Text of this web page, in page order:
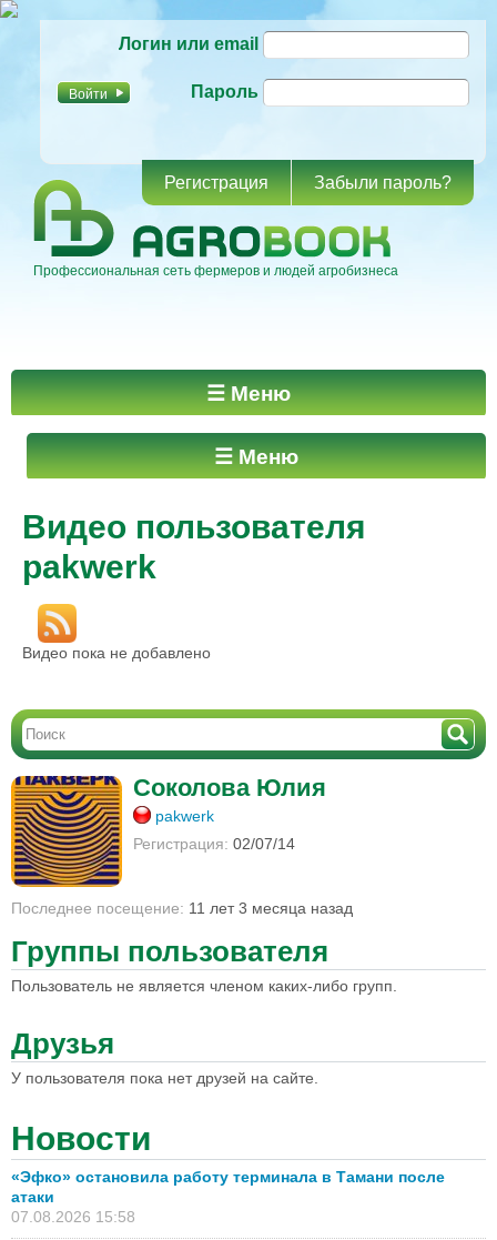
основному
Логин или email
Пароль
Регистрация Забыли пароль?
Профессиональная сеть фермеров и людей агробизнеса
Главное меню ☰ Меню
☰ Меню
Видео пользователя
pakwerk
Видео пока не добавлено
Соколова Юлия
pakwerk
Регистрация: 02/07/14
Последнее посещение: 11 лет 3 месяца назад
Группы пользователя
Пользователь не является членом каких-либо групп.
Друзья
У пользователя пока нет друзей на сайте.
Новости
«Эфко» остановила работу терминала в Тамани после
атаки
07.08.2026 15:58